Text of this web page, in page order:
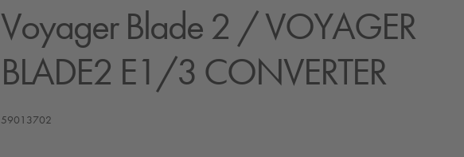
Voyager Blade 2 / VOYAGER
BLADE2 E1/3 CONVERTER
59013702